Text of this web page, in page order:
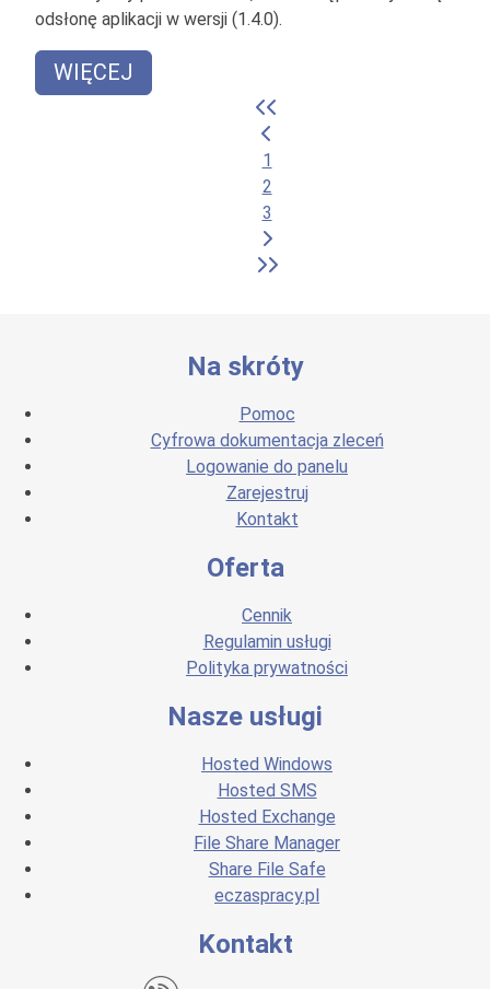
odsłonę aplikacji w wersji (1.4.0).
WIĘCEJ
1
2
3
Na skróty
Pomoc
Cyfrowa dokumentacja zleceń
Logowanie do panelu
Zarejestruj
Kontakt
Oferta
Cennik
Regulamin usługi
Polityka prywatności
Nasze usługi
Hosted Windows
Hosted SMS
Hosted Exchange
File Share Manager
Share File Safe
eczaspracy.pl
Kontakt